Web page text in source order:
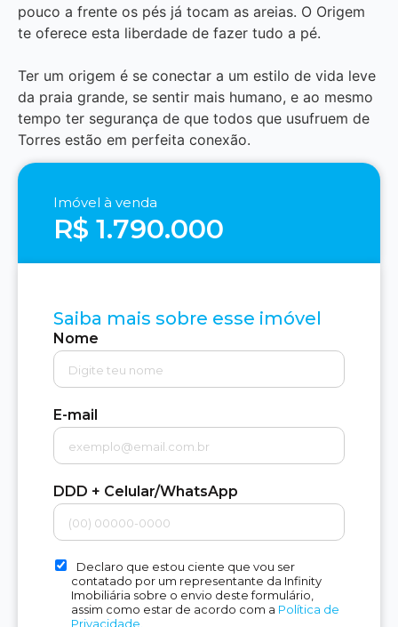
pouco a frente os pés já tocam as areias. O Origem
te oferece esta liberdade de fazer tudo a pé.
Ter um origem é se conectar a um estilo de vida leve
da praia grande, se sentir mais humano, e ao mesmo
tempo ter segurança de que todos que usufruem de
Torres estão em perfeita conexão.
Imóvel à venda
R$ 1.790.000
Saiba mais sobre esse imóvel
Nome
E-mail
DDD + Celular/WhatsApp
Declaro que estou ciente que vou ser
contatado por um representante da Infinity
Imobiliária sobre o envio deste formulário,
assim como estar de acordo com a Política de
Privacidade.